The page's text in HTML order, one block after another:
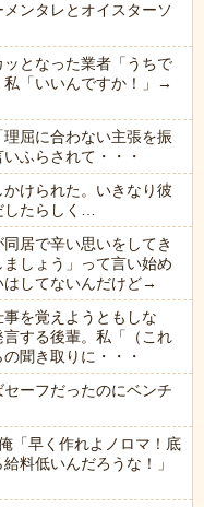
ンタレとオイスターソ
となった業者「うちで
私「いいんですか！」→
屈に合わない主張を振
ふらされて・・・
けられた。いきなり彼
したらしく…
居で辛い思いをしてき
しょう」って言い始め
はしてないんだけど→
を覚えようともしな
する後輩。私「（これ
聞き取りに・・・
ーフだったのにベンチ
「早く作れよノロマ！底
料低いんだろうな！」